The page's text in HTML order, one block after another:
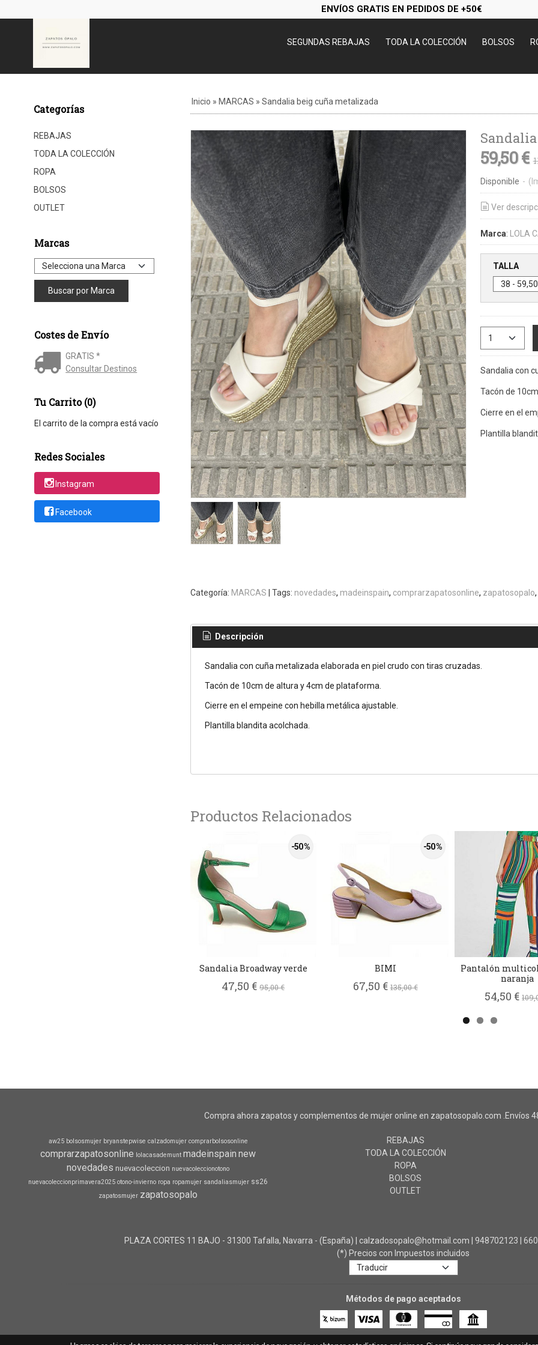
ENVÍOS GRATIS EN PEDIDOS DE +50€
SEGUNDAS REBAJAS TODA LA COLECCIÓN BOLSOS
Categorías
REBAJAS
TODA LA COLECCIÓN
ROPA
BOLSOS
OUTLET
Marcas
Costes de Envío
GRATIS *
Consultar Destinos
Tu Carrito (0)
El carrito de la compra está vacío
Redes Sociales
Instagram
Facebook
Inicio » MARCAS » Sandalia beig cuña metalizada
59,50 €
Disponible -
Ver
Marca: LOLA
TALLA
Sandalia con
Tacón de
Cierre en el
Plantilla
Categoría: MARCAS Tags: novedades madeinspain comprarzapatosonline zapatosopalo
Descripción
Sandalia con cuña metalizada elaborada en piel crudo con tiras cruzadas.
Tacón de 10cm de altura y 4cm de plataforma.
Cierre en el empeine con hebilla metálica ajustable.
Plantilla blandita acolchada.
Productos Relacionados
-50 %
Sandalia Broadway verde
47,50 €95,00 €
-50 %
BIMI
67,50 €135,00 €
Pantalón
naranja
54,50 €
Compra ahora zapatos y complementos de mujer online en zapatosopalo.com .Envíos
aw25 bolsosmujer bryanstepwise calzadomujer comprarbolsosonline
comprarzapatosonline lolacasademunt madeinspain new
novedades nuevacoleccion nuevacoleccionotono
nuevacoleccionprimavera2025 otono-invierno ropa ropamujer sandaliasmujer ss26
zapatosmujer zapatosopalo
REBAJAS
TODA LA COLECCIÓN
ROPA
BOLSOS
OUTLET
PLAZA CORTES 11 BAJO - 31300 Tafalla, Navarra - (España) | calzadosopalo@hotmail.com |948702123 |
(*) Precios con Impuestos incluidos
Métodos de pago aceptados